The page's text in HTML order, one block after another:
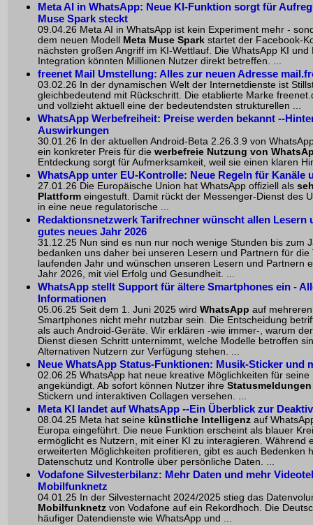
Meta AI in WhatsApp: Neue KI-Funktion sorgt für
Muse Spark steckt
09.04.26 Meta AI in WhatsApp ist kein Experiment mehr -
dem neuen Modell
Meta Muse Spark startet der Facebook-
nächsten großen Angriff im KI-Wettlauf. Die WhatsApp KI und
Integration könnten Millionen Nutzer direkt betreffen. ...
freenet Mail Umstellung: Alles zur neuen Adresse
03.02.26 In der dynamischen Welt der Internetdienste ist
gleichbedeutend mit Rückschritt. Die etablierte Marke
und vollzieht aktuell eine der bedeutendsten strukturellen ...
WhatsApp Werbefreiheit: Preise werden bekannt --
Auswirkungen
30.01.26 In der aktuellen Android-Beta 2.26.3.9 von
ein konkreter Preis für die werbefreie Nutzung von
Entdeckung sorgt für Aufmerksamkeit, weil sie einen klaren
WhatsApp unter EU-Kontrolle: Neue Regeln für Kanäle
27.01.26 Die Europäische Union hat WhatsApp offiziell als
Plattform eingestuft. Damit rückt der Messenger-Dienst des
in eine neue regulatorische ...
Redaktionsnetzwerk Tarifrechner wünscht allen Lesern
gutes neues Jahr 2026
31.12.25 Nun sind es nun nur noch wenige Stunden bis zum
bedanken uns daher bei unseren Lesern und Partnern für die
laufenden Jahr und wünschen unseren Lesern und Partnern
Jahr 2026, mit viel Erfolg und Gesundheit. ...
WhatsApp stellt Support für ältere Smartphones ein -
Informationen
05.06.25 Seit dem 1. Juni 2025 wird WhatsApp auf
Smartphones nicht mehr nutzbar sein. Die Entscheidung
als auch Android-Geräte. Wir erklären -wie immer-, warum
Dienst diesen Schritt unternimmt, welche Modelle betroffen
Alternativen Nutzern zur Verfügung stehen. ...
Neue WhatsApp Status-Funktionen: Musik-Sticker und
02.06.25 WhatsApp hat neue kreative Möglichkeiten für seine
angekündigt. Ab sofort können Nutzer ihre Statusmeldungen
Stickern und interaktiven Collagen versehen. ...
Meta KI landet auf WhatsApp --Ein Überblick zur
08.04.25 Meta hat seine künstliche Intelligenz auf
Europa eingeführt. Die neue Funktion erscheint als blauer
ermöglicht es Nutzern, mit einer KI zu interagieren. Während
erweiterten Möglichkeiten profitieren, gibt es auch Bedenken
Datenschutz und Kontrolle über persönliche Daten. ...
Vodafone Silvesterbilanz: Mehr Daten und mehr
Mobilfunknetz
04.01.25 In der Silvesternacht 2024/2025 stieg das
Mobilfunknetz von Vodafone auf ein Rekordhoch. Die
häufiger Datendienste wie WhatsApp und ...